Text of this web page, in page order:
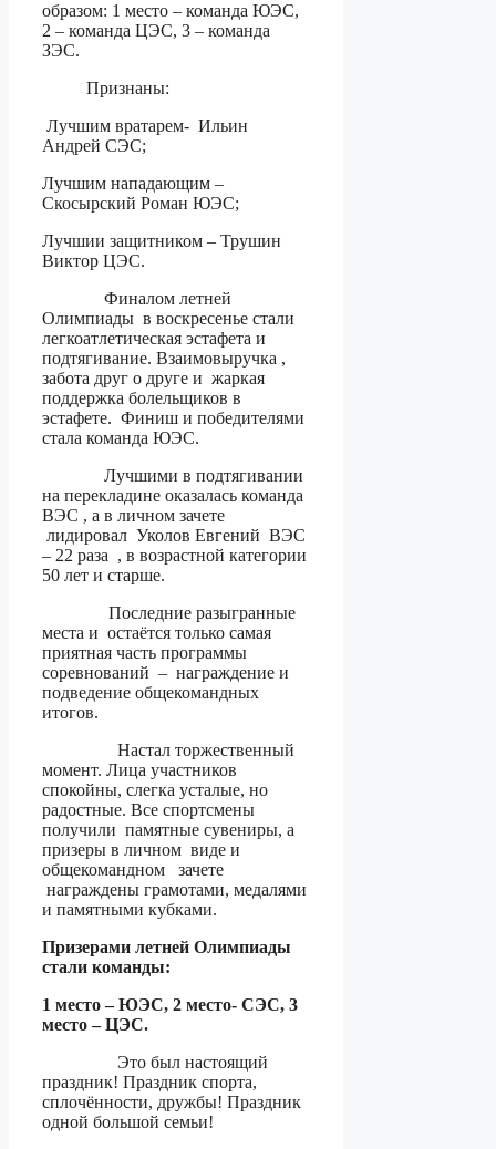
образом: 1 место – команда ЮЭС,
2 – команда ЦЭС, 3 – команда
ЗЭС.
Признаны:
Лучшим вратарем- Ильин
Андрей СЭС;
Лучшим нападающим –
Скосырский Роман ЮЭС;
Лучшии защитником – Трушин
Виктор ЦЭС.
Финалом летней
Олимпиады в воскресенье стали
легкоатлетическая эстафета и
подтягивание. Взаимовыручка ,
забота друг о друге и жаркая
поддержка болельщиков в
эстафете. Финиш и победителями
стала команда ЮЭС.
Лучшими в подтягивании
на перекладине оказалась команда
ВЭС , а в личном зачете
лидировал Уколов Евгений ВЭС
– 22 раза , в возрастной категории
50 лет и старше.
Последние разыгранные
места и остаётся только самая
приятная часть программы
соревнований – награждение и
подведение общекомандных
итогов.
Настал торжественный
момент. Лица участников
спокойны, слегка усталые, но
радостные. Все спортсмены
получили памятные сувениры, а
призеры в личном виде и
общекомандном зачете
награждены грамотами, медалями
и памятными кубками.
Призерами летней Олимпиады
стали команды:
1 место – ЮЭС, 2 место- СЭС, 3
место – ЦЭС.
Это был настоящий
праздник! Праздник спорта,
сплочённости, дружбы! Праздник
одной большой семьи!